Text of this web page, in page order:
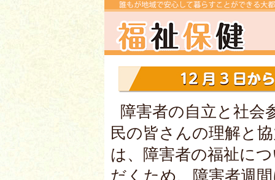
障害者の自立と社会
民の皆さんの理解と
は、障害者の福祉に
だくため、障害者週